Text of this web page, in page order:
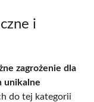
i
zagrożenie dla
unikalne
do tej kategorii